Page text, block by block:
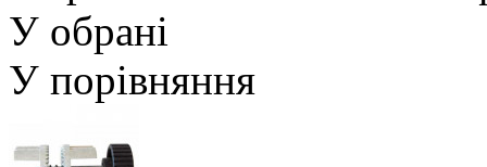
У обрані
У порівняння